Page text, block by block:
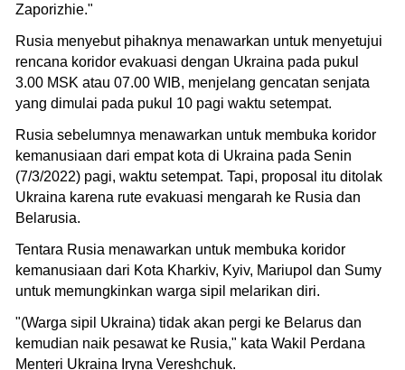
Zaporizhie."
Rusia menyebut pihaknya menawarkan untuk menyetujui
rencana koridor evakuasi dengan Ukraina pada pukul
3.00 MSK atau 07.00 WIB, menjelang gencatan senjata
yang dimulai pada pukul 10 pagi waktu setempat.
Rusia sebelumnya menawarkan untuk membuka koridor
kemanusiaan dari empat kota di Ukraina pada Senin
(7/3/2022) pagi, waktu setempat. Tapi, proposal itu ditolak
Ukraina karena rute evakuasi mengarah ke Rusia dan
Belarusia.
Tentara Rusia menawarkan untuk membuka koridor
kemanusiaan dari Kota Kharkiv, Kyiv, Mariupol dan Sumy
untuk memungkinkan warga sipil melarikan diri.
"(Warga sipil Ukraina) tidak akan pergi ke Belarus dan
kemudian naik pesawat ke Rusia," kata Wakil Perdana
Menteri Ukraina Iryna Vereshchuk.